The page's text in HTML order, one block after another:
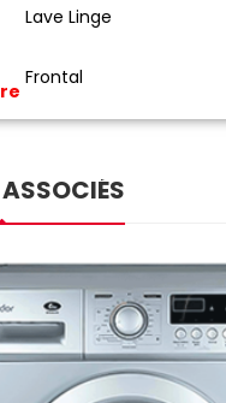
Lave Linge
Frontal